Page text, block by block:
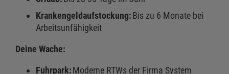
Krankengeldaufstockung:Bis zu 6 Monate bei
Arbeitsunfähigkeit
Deine Wache:
Fuhrpark:Moderne RTWs der Firma System